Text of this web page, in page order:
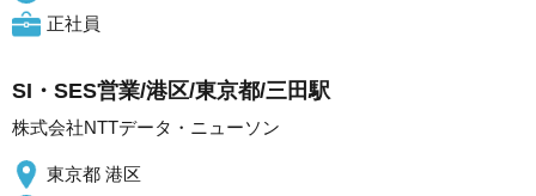
正社員
SI・SES営業/港区/東京都/三田駅
株式会社NTTデータ・ニューソン
東京都 港区